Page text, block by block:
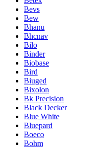
Bevs
Bew
Bhanu
Bhcnav
Bilo
Binder
Biobase
Bird
Biuged
Bixolon
Bk Precision
Black Decker
Blue White
Bluepard
Boeco
Bohm